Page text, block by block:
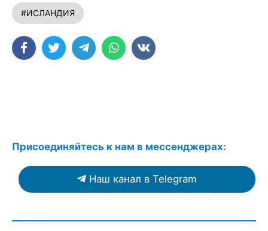
#ИСЛАНДИЯ
Присоединяйтесь к нам в мессенджерах:
Наш канал в Telegram